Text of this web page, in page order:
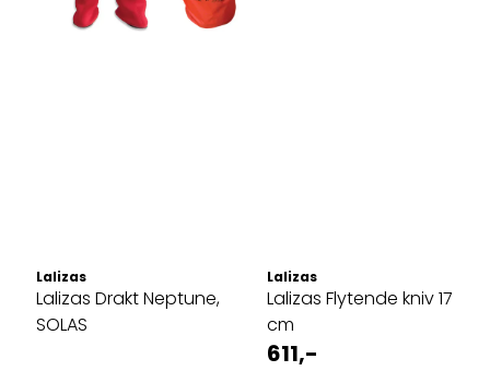
Lalizas
Lalizas Drakt Neptune,
SOLAS
Lalizas
Lalizas Flytende kniv 17
cm
611,-